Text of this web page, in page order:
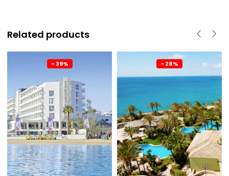
Related products
- 39% - 28%